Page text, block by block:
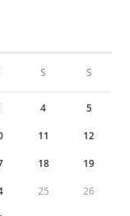
S S
4 5
11 12
18 19
25 26